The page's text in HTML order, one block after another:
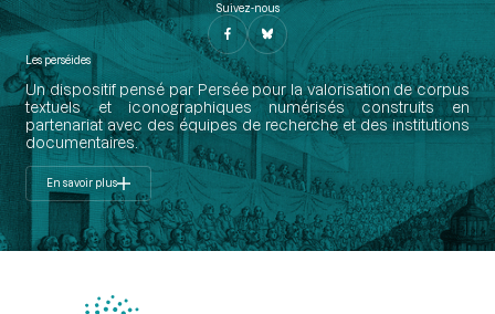
Suivez-nous
Les perséides
Un dispositif pensé par Persée pour la valorisation de corpus
textuels et iconographiques numérisés construits en
partenariat avec des équipes de recherche et des institutions
documentaires.
En savoir plus